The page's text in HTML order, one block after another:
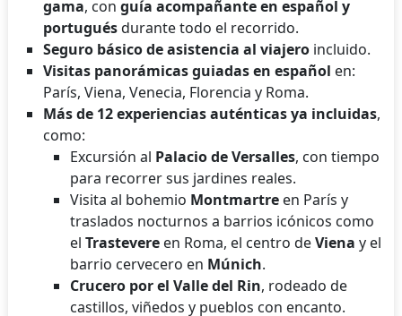
gama, con guía acompañante en español y
portuguésdurante todo el recorrido.
Seguro básico de asistencia al viajeroincluido.
Visitas panorámicas guiadas en español en:
París, Viena, Venecia, Florencia y Roma.
Más de 12 experiencias auténticas ya incluidas,
como:
Excursión al Palacio de Versalles, con tiempo
para recorrer sus jardines reales.
Visita al bohemio Montmartre en París y
traslados nocturnos a barrios icónicos como
elTrastevere en Roma, el centro deViena y el
barrio cervecero en Múnich.
Crucero por el Valle del Rin, rodeado de
castillos, viñedos y pueblos con encanto.